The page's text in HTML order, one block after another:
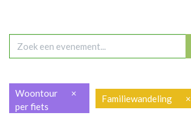
Woontour
per fiets
× Familiewandeling ×